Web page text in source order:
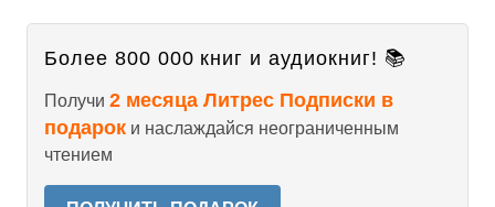
Более 800 000 книг и аудиокниг! 📚
Получи 2 месяца Литрес Подписки в
подарок и наслаждайся неограниченным
чтением